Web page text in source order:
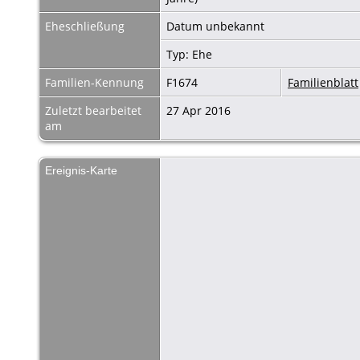
Eheschließung
Datum unbekannt
Typ: Ehe
Familien-Kennung
F1674 Familienblatt
Zuletzt bearbeitet
am
27 Apr 2016
Ereignis-Karte